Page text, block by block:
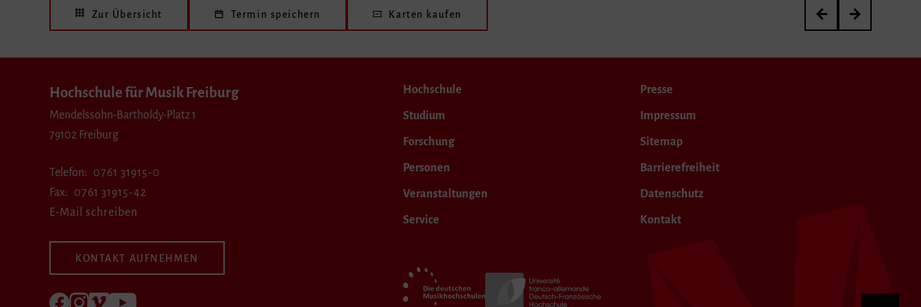
Zur Übersicht Termin speichern Karten kaufen
Posaune, Horn &
Uferlos
Hochschule für Musik Freiburg
Mendelssohn-Bartholdy-Platz 1
79102 Freiburg
Telefon
0761 31915-0
Fax
0761 31915-42
E-Mail schreiben
KONTAKT AUFNEHMEN
Folgen Sie uns auf Facebook
Folgen Sie uns auf Instagram
Besuchen Sie uns bei Vimeo
Hochschule
Studium
Forschung
Personen
Veranstaltungen
Service
Presse
Impressum
Sitemap
Barrierefreiheit
Datenschutz
Kontakt